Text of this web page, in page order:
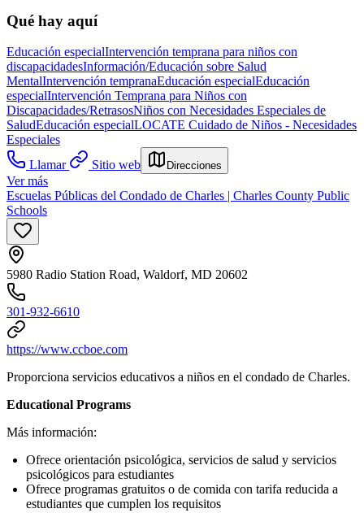
Qué hay aquí
Educación especialIntervención temprana para niños con
discapacidadesInformación/Educación sobre Salud
MentalIntervención tempranaEducación especialEducación
especialIntervención Temprana para Niños con
Discapacidades/RetrasosNiños con Necesidades Especiales de
SaludEducación especialLOCATE Cuidado de Niños - Necesidades
Especiales
Llamar
Sitio web Direcciones
Ver más
Escuelas Públicas del Condado de Charles | Charles County Public
Schools
5980 Radio Station Road, Waldorf, MD 20602
301-932-6610
https://www.ccboe.com
Proporciona servicios educativos a niños en el condado de Charles.
Educational Programs
Más información:
Ofrece orientación psicológica, servicios de salud y servicios
psicológicos para estudiantes
Ofrece programas gratuitos o de comida con tarifa reducida a
estudiantes que cumplen los requisitos